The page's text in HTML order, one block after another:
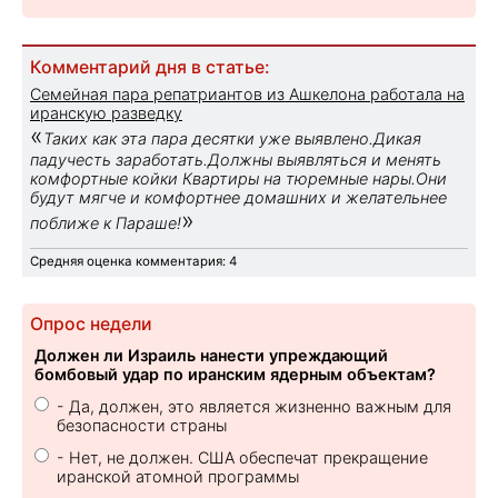
Комментарий дня в статье:
Семейная пара репатриантов из Ашкелона работала на
иранскую разведку
«Таких как эта пара десятки уже выявлено.Дикая
падучесть заработать.Должны выявляться и менять
комфортные койки Квартиры на тюремные нары.Они
будут мягче и комфортнее домашних и желательнее
поближе к Параше!»
Средняя оценка комментария: 4
Опрос недели
Должен ли Израиль нанести упреждающий
бомбовый удар по иранским ядерным объектам?
- Да, должен, это является жизненно важным для
безопасности страны
- Нет, не должен. США обеспечат прекращение
иранской атомной программы